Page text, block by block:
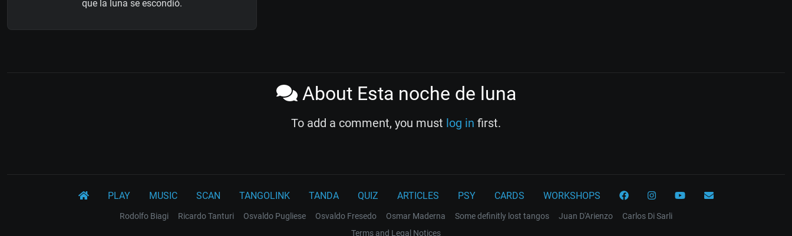
que la luna se escondió.
About Esta noche de luna
To add a comment, you must log in first.
PLAY MUSIC SCAN TANGOLINK TANDA QUIZ ARTICLES PSY CARDS WORKSHOPS
Rodolfo Biagi Ricardo Tanturi Osvaldo Pugliese Osvaldo Fresedo Osmar Maderna Some definitly lost tangos Juan D'Arienzo
Carlos Di Sarli
Terms and Legal Notices